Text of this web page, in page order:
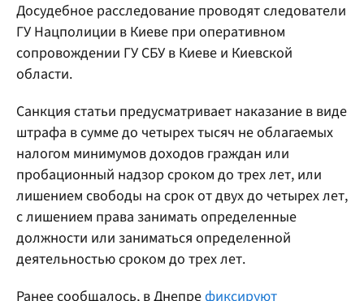
Досудебное расследование проводят следователи
ГУ Нацполиции в Киеве при оперативном
сопровождении ГУ СБУ в Киеве и Киевской
области.
Санкция статьи предусматривает наказание в виде
штрафа в сумме до четырех тысяч не облагаемых
налогом минимумов доходов граждан или
пробационный надзор сроком до трех лет, или
лишением свободы на срок от двух до четырех лет,
с лишением права занимать определенные
должности или заниматься определенной
деятельностью сроком до трех лет.
Ранее сообщалось, в Днепрефиксируют